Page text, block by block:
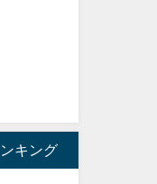
キング